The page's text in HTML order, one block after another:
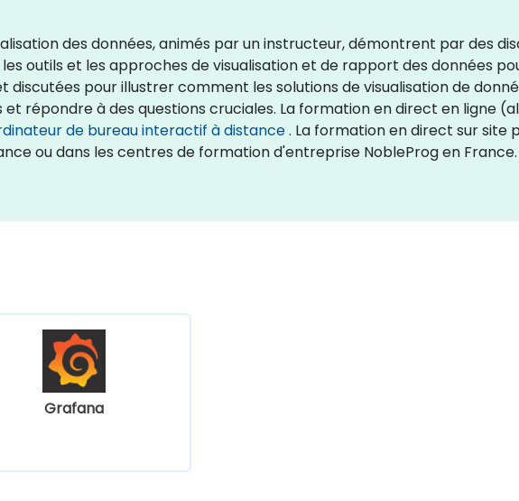
des données, animés par un instructeur, démontrent par des
outils et les approches de visualisation et de rapport des données
pour illustrer comment les solutions de visualisation de
répondre à des questions cruciales. La formation en direct en ligne
de bureau interactif à distance. La formation en direct sur
ou dans les centres de formation d'entreprise NobleProg en
Grafana